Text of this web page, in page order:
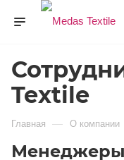
Textile
Главная — О компании